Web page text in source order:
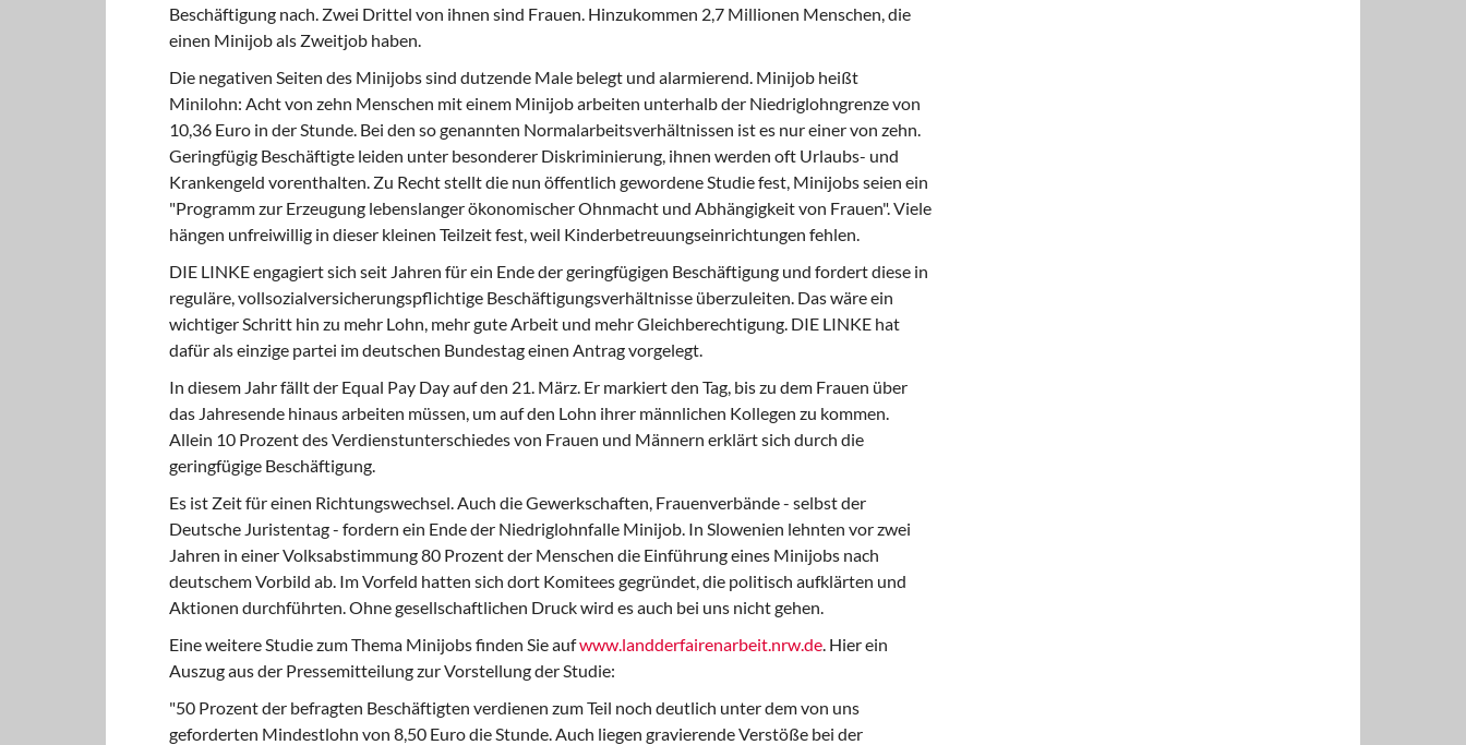
Beschäftigung nach. Zwei Drittel von ihnen sind Frauen. Hinzukommen 2,7 Millionen Menschen, die
einen Minijob als Zweitjob haben.
Die negativen Seiten des Minijobs sind dutzende Male belegt und alarmierend. Minijob heißt
Minilohn: Acht von zehn Menschen mit einem Minijob arbeiten unterhalb der Niedriglohngrenze von
10,36 Euro in der Stunde. Bei den so genannten Normalarbeitsverhältnissen ist es nur einer von zehn.
Geringfügig Beschäftigte leiden unter besonderer Diskriminierung, ihnen werden oft Urlaubs- und
Krankengeld vorenthalten. Zu Recht stellt die nun öffentlich gewordene Studie fest, Minijobs seien ein
"Programm zur Erzeugung lebenslanger ökonomischer Ohnmacht und Abhängigkeit von Frauen". Viele
hängen unfreiwillig in dieser kleinen Teilzeit fest, weil Kinderbetreuungseinrichtungen fehlen.
DIE LINKE engagiert sich seit Jahren für ein Ende der geringfügigen Beschäftigung und fordert diese in
reguläre, vollsozialversicherungspflichtige Beschäftigungsverhältnisse überzuleiten. Das wäre ein
wichtiger Schritt hin zu mehr Lohn, mehr gute Arbeit und mehr Gleichberechtigung. DIE LINKE hat
dafür als einzige partei im deutschen Bundestag einen Antrag vorgelegt.
In diesem Jahr fällt der Equal Pay Day auf den 21. März. Er markiert den Tag, bis zu dem Frauen über
das Jahresende hinaus arbeiten müssen, um auf den Lohn ihrer männlichen Kollegen zu kommen.
Allein 10 Prozent des Verdienstunterschiedes von Frauen und Männern erklärt sich durch die
geringfügige Beschäftigung.
Es ist Zeit für einen Richtungswechsel. Auch die Gewerkschaften, Frauenverbände - selbst der
Deutsche Juristentag - fordern ein Ende der Niedriglohnfalle Minijob. In Slowenien lehnten vor zwei
Jahren in einer Volksabstimmung 80 Prozent der Menschen die Einführung eines Minijobs nach
deutschem Vorbild ab. Im Vorfeld hatten sich dort Komitees gegründet, die politisch aufklärten und
Aktionen durchführten. Ohne gesellschaftlichen Druck wird es auch bei uns nicht gehen.
Eine weitere Studie zum Thema Minijobs finden Sie aufwww.landderfairenarbeit.nrw.de. Hier ein
Auszug aus der Pressemitteilung zur Vorstellung der Studie:
"50 Prozent der befragten Beschäftigten verdienen zum Teil noch deutlich unter dem von uns
geforderten Mindestlohn von 8,50 Euro die Stunde. Auch liegen gravierende Verstöße bei der